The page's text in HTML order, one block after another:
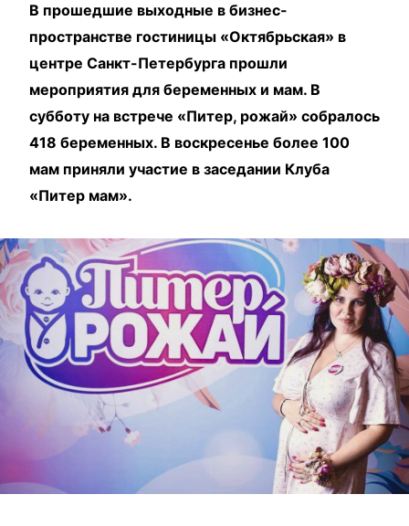
В прошедшие выходные в бизнес-
пространстве гостиницы «Октябрьская» в
центре Санкт-Петербурга прошли
мероприятия для беременных и мам. В
субботу на встрече «Питер, рожай» собралось
418 беременных. В воскресенье более 100
мам приняли участие в заседании Клуба
«Питер мам».